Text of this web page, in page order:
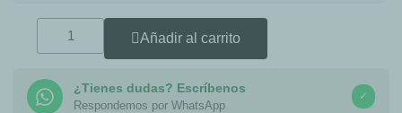
Añadir al carrito
¿Tienes dudas? Escríbenos
Respondemos por WhatsApp
✓